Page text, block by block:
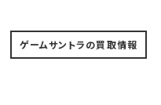
ゲームサントラの買取情報